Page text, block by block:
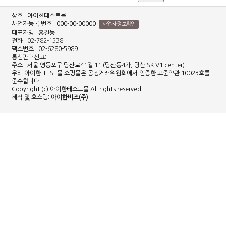
상호 : 아이한테스트몰
사업자등록 번호 : 000-00-00000
사업자 정보확인
대표자명 : 홍길동
전화 : 02-782-1538
팩스번호 : 02-6280-5989
통신판매신고:
주소 : 서울 영등포구 당산로41길 11 (당산동4가, 당산 SK V1 center)
우리 아이한-TEST몰 쇼핑몰은 공정거래위원회에서 인증한 표준약관 10023호를
준수합니다.
Copyright (c) 아이한테스트몰 All rights reserved.
제작 및 호스팅: 아이한비즈(주)